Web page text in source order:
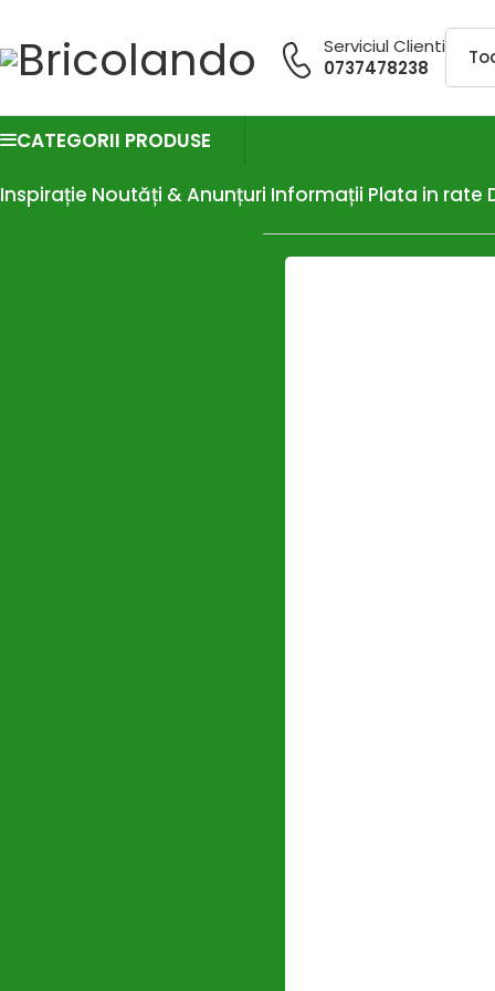
Serviciul Clienti
0737478238
CATEGORII PRODUSE
Inspirație Noutăți & Anunțuri Informații Plata in rate